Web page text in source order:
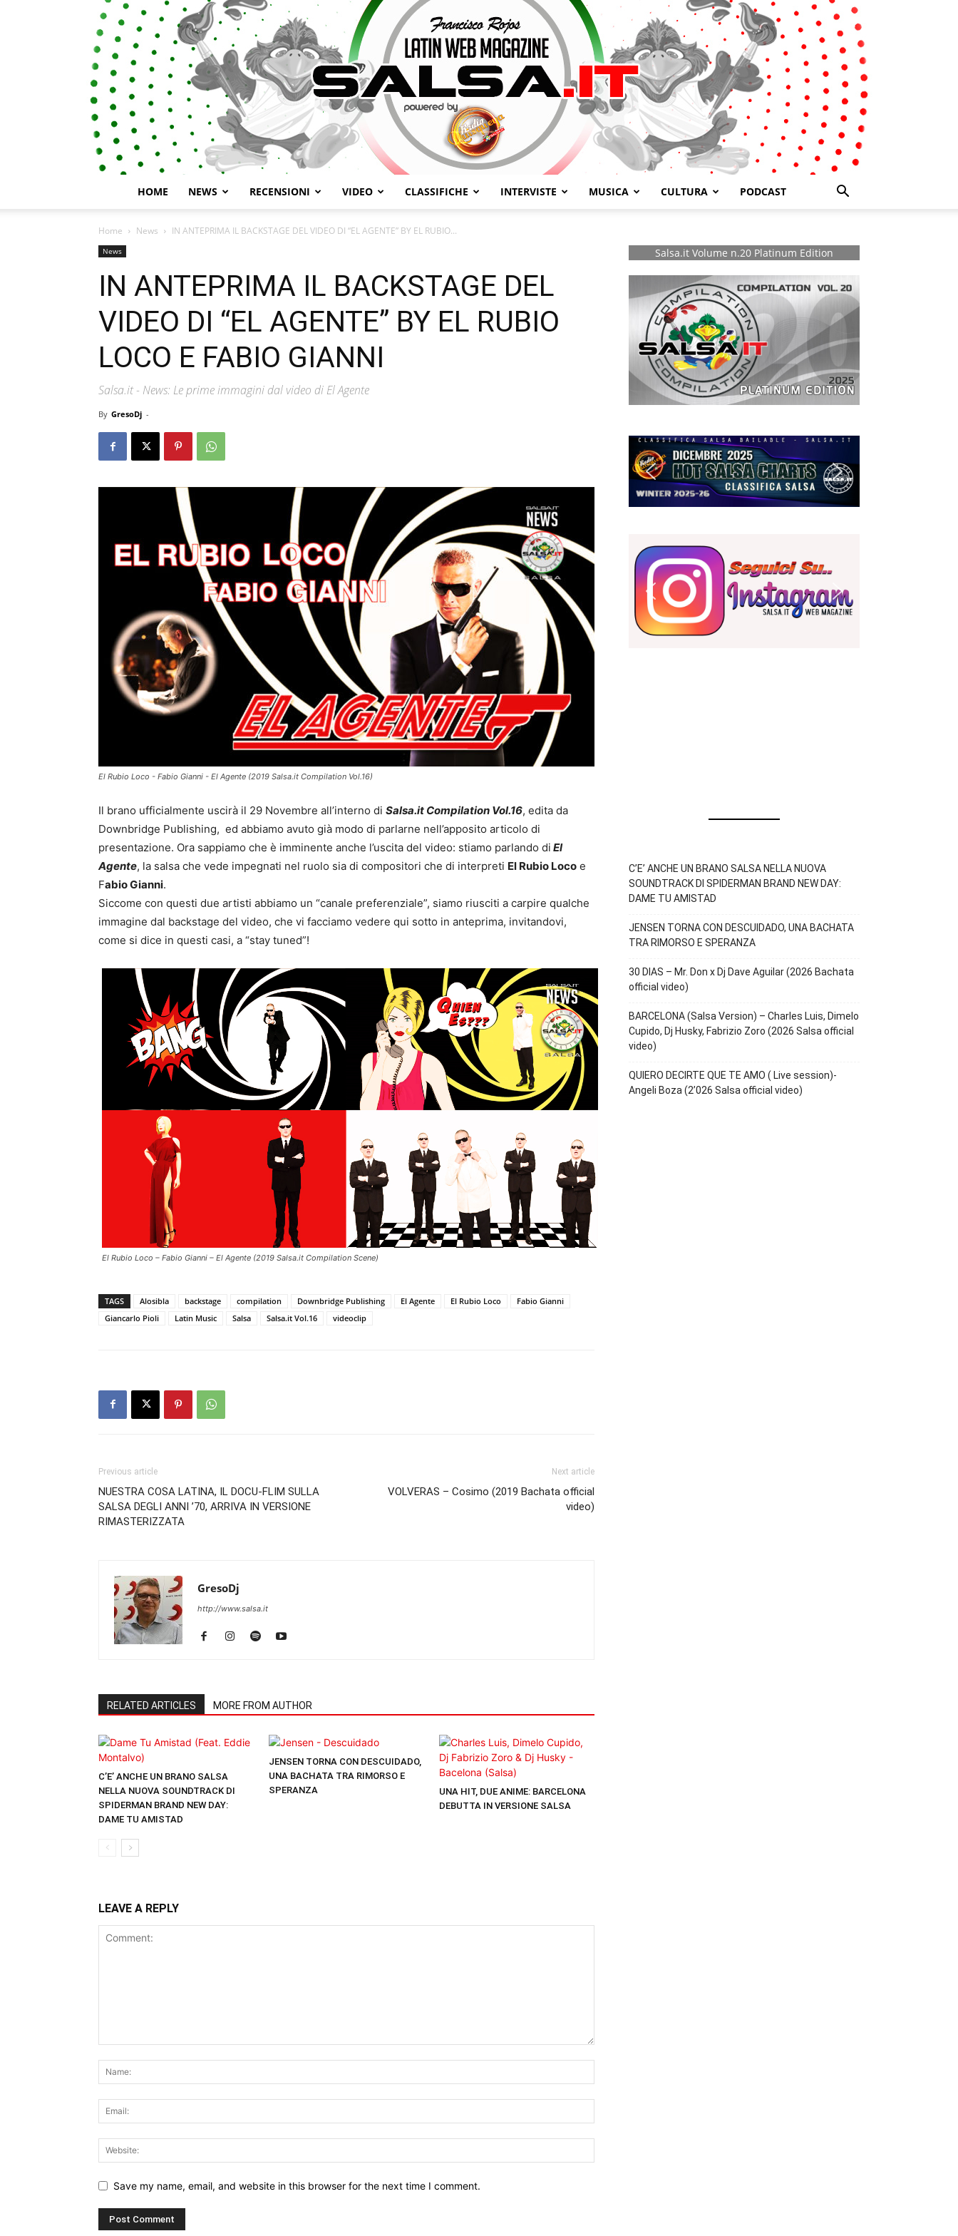
HOME NEWS RECENSIONI VIDEO CLASSIFICHE INTERVISTE MUSICA CULTURA PODCAST
Home News IN ANTEPRIMA IL BACKSTAGE DEL VIDEO DI “EL AGENTE” BY EL RUBIO...
News
IN ANTEPRIMA IL BACKSTAGE DEL
VIDEO DI “EL AGENTE” BY EL RUBIO
LOCO E FABIO GIANNI
Salsa.it - News: Le prime immagini dal video di El Agente
By GresoDj -
El Rubio Loco - Fabio Gianni - El Agente (2019 Salsa.it Compilation Vol.16)
Il brano ufficialmente uscirà il 29 Novembre all’interno di Salsa.it Compilation Vol.16, edita da
Downbridge Publishing, ed abbiamo avuto già modo di parlarne nell’apposito articolo di
presentazione. Ora sappiamo che è imminente anche l’uscita del video: stiamo parlando di El
Agente, la salsa che vede impegnati nel ruolo sia di compositori che di interpreti El Rubio Loco e
Fabio Gianni.
Siccome con questi due artisti abbiamo un “canale preferenziale”, siamo riusciti a carpire qualche
immagine dal backstage del video, che vi facciamo vedere qui sotto in anteprima, invitandovi,
come si dice in questi casi, a “stay tuned”!
El Rubio Loco – Fabio Gianni – El Agente (2019 Salsa.it Compilation Scene)
TAGS Alosibla backstage compilation Downbridge Publishing El Agente El Rubio Loco
Fabio Gianni
Giancarlo Pioli
Latin Music Salsa Salsa.it Vol.16 videoclip
Previous article
NUESTRA COSA LATINA, IL DOCU-FLIM SULLA
SALSA DEGLI ANNI ’70, ARRIVA IN VERSIONE
RIMASTERIZZATA
Next article
VOLVERAS – Cosimo (2019 Bachata official
video)
GresoDj
http://www.salsa.it
RELATED ARTICLES MORE FROM AUTHOR
C’E’ ANCHE UN BRANO SALSA
NELLA NUOVA SOUNDTRACK DI
SPIDERMAN BRAND NEW DAY:
DAME TU AMISTAD
JENSEN TORNA CON DESCUIDADO,
UNA BACHATA TRA RIMORSO E
SPERANZA
UNA HIT, DUE ANIME: BARCELONA
DEBUTTA IN VERSIONE SALSA
LEAVE A REPLY
Save my name, email, and website in this browser for the next time I comment.
Salsa.it Volume n.20 Platinum Edition
C’E’ ANCHE UN BRANO SALSA NELLA NUOVA
SOUNDTRACK DI SPIDERMAN BRAND NEW DAY:
DAME TU AMISTAD
JENSEN TORNA CON DESCUIDADO, UNA BACHATA
TRA RIMORSO E SPERANZA
30 DIAS – Mr. Don x Dj Dave Aguilar (2026 Bachata
official video)
BARCELONA (Salsa Version) – Charles Luis, Dimelo
Cupido, Dj Husky, Fabrizio Zoro (2026 Salsa official
video)
QUIERO DECIRTE QUE TE AMO ( Live session)-
Angeli Boza (2’026 Salsa official video)